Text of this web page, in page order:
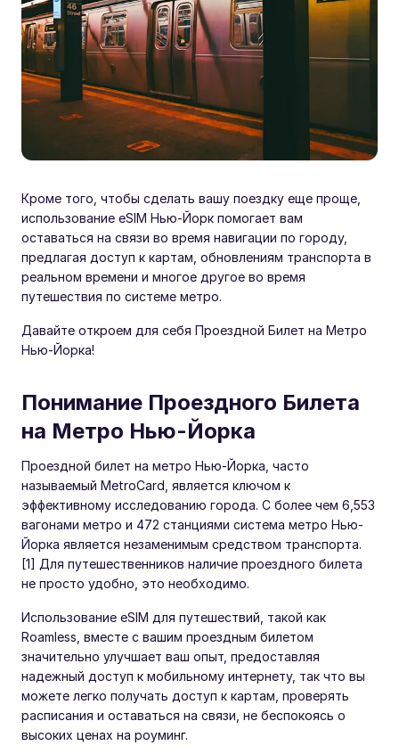
Кроме того, чтобы сделать вашу поездку еще проще,
использование eSIM Нью-Йорк помогает вам
оставаться на связи во время навигации по городу,
предлагая доступ к картам, обновлениям транспорта в
реальном времени и многое другое во время
путешествия по системе метро.
Давайте откроем для себя Проездной Билет на Метро
Нью-Йорка!
Понимание Проездного Билета
на Метро Нью-Йорка
Проездной билет на метро Нью-Йорка, часто
называемый MetroCard, является ключом к
эффективному исследованию города. С более чем 6,553
вагонами метро и 472 станциями система метро Нью-
Йорка является незаменимым средством транспорта.
[1] Для путешественников наличие проездного билета
не просто удобно, это необходимо.
Использование eSIM для путешествий, такой как
Roamless, вместе с вашим проездным билетом
значительно улучшает ваш опыт, предоставляя
надежный доступ к мобильному интернету, так что вы
можете легко получать доступ к картам, проверять
расписания и оставаться на связи, не беспокоясь о
высоких ценах на роуминг.